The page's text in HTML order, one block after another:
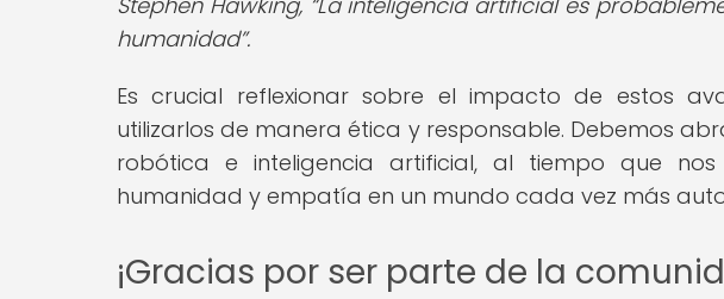
humanidad .
Es crucial reflexionar sobre el impacto de estos
utilizarlos de manera ética y responsable. Debemos
robótica e inteligencia artificial, al tiempo que
humanidad y empatía en un mundo cada vez más
¡Gracias por ser parte de la